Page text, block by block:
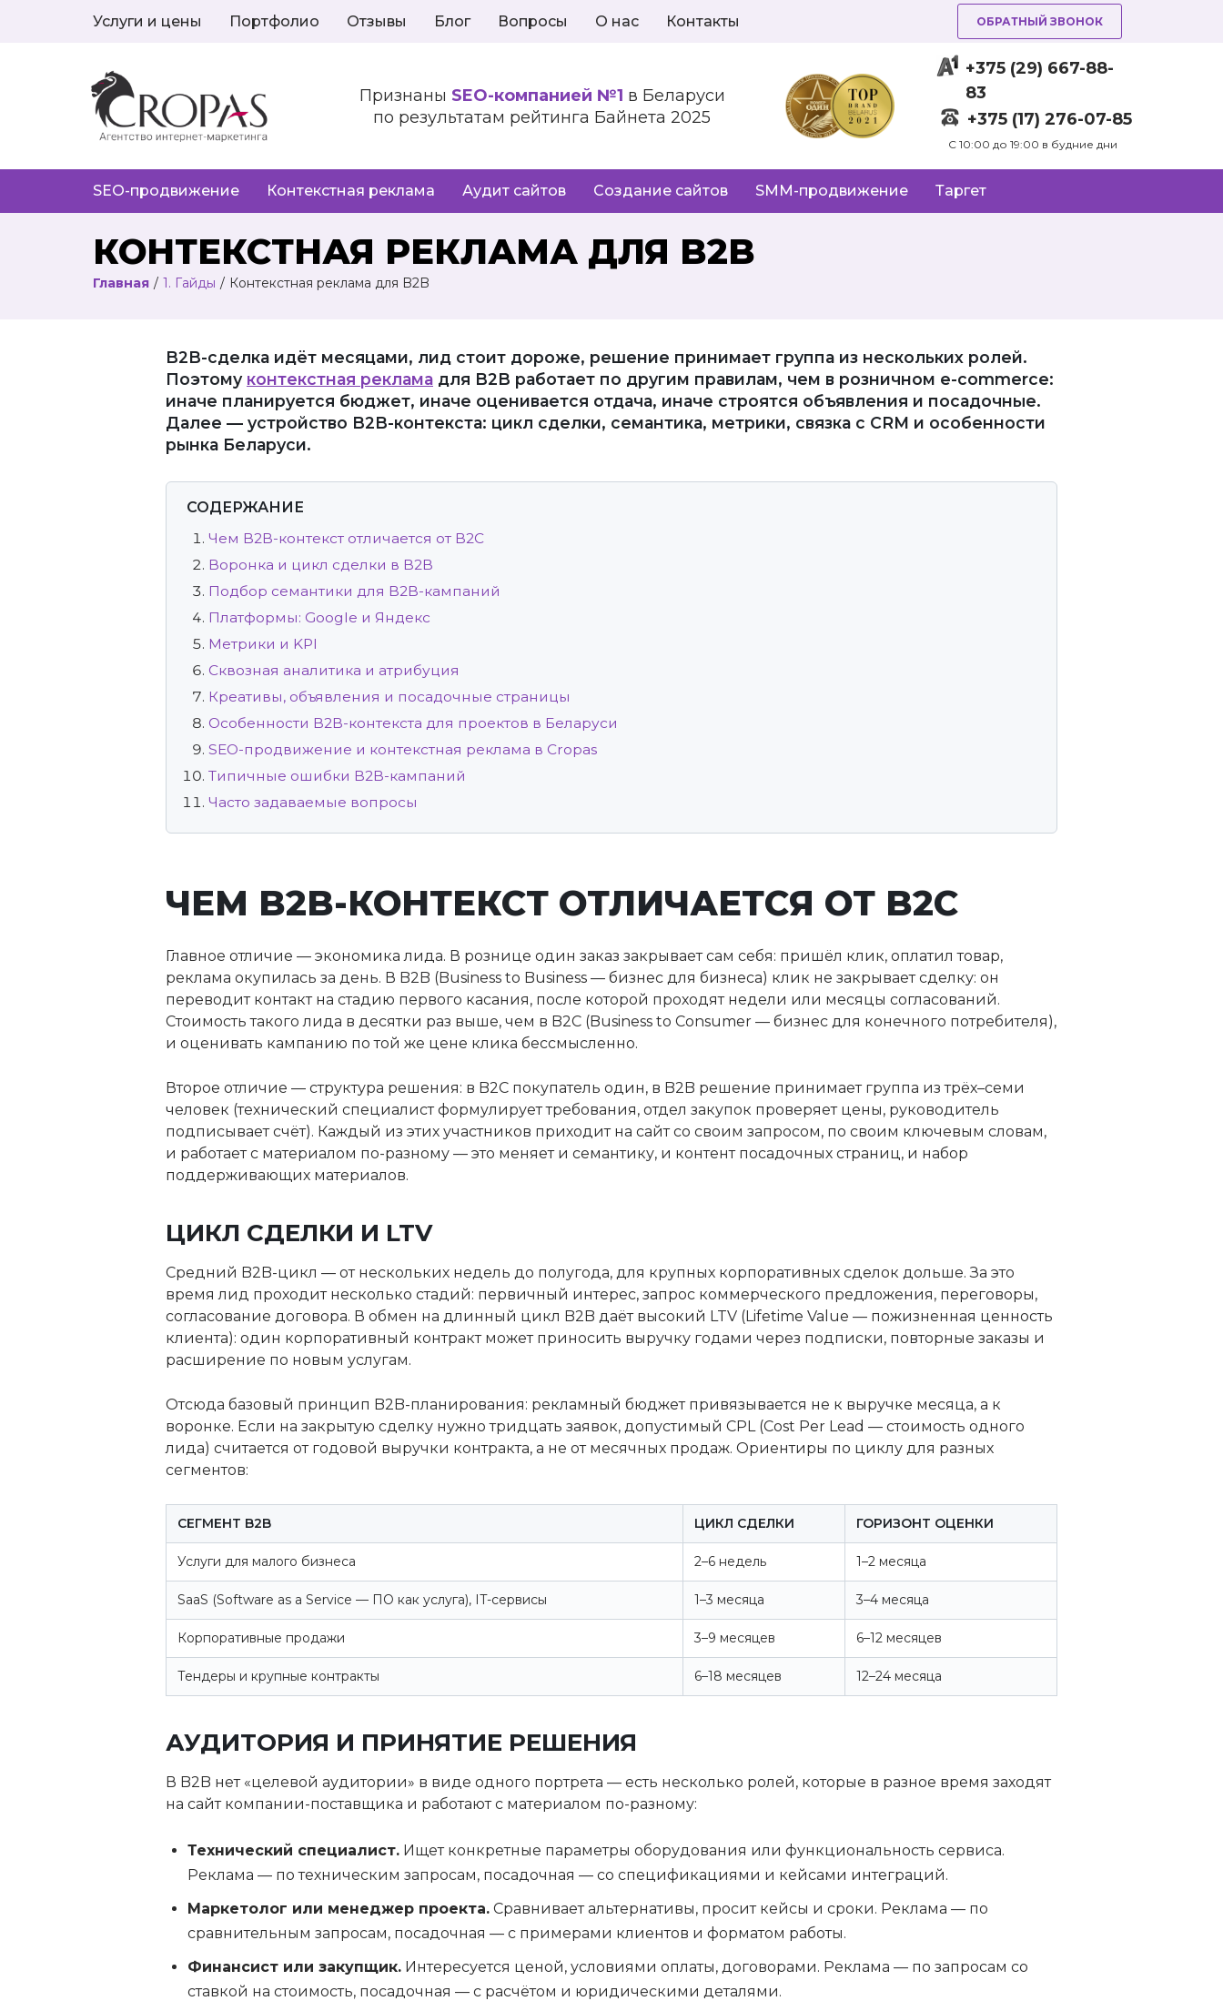
Услуги и цены Портфолио Отзывы Блог Вопросы О нас Контакты ОБРАТНЫЙ ЗВОНОК
Признаны SEO-компанией №1 в Беларуси
по результатам рейтинга Байнета 2025
+375 (29) 667-88-
83
+375 (17) 276-07-85
C 10:00 до 19:00 в будние дни
SEO-продвижение Контекстная реклама Аудит сайтов Создание сайтов SMM-продвижение Таргет
КОНТЕКСТНАЯ РЕКЛАМА ДЛЯ B2B
Главная / 1. Гайды / Контекстная реклама для B2B
B2B-сделка идёт месяцами, лид стоит дороже, решение принимает группа из нескольких ролей.
Поэтому контекстная реклама для B2B работает по другим правилам, чем в розничном e-commerce:
иначе планируется бюджет, иначе оценивается отдача, иначе строятся объявления и посадочные.
Далее — устройство B2B-контекста: цикл сделки, семантика, метрики, связка с CRM и особенности
рынка Беларуси.
СОДЕРЖАНИЕ
Чем B2B-контекст отличается от B2C
Воронка и цикл сделки в B2B
Подбор семантики для B2B-кампаний
Платформы: Google и Яндекс
Метрики и KPI
Сквозная аналитика и атрибуция
Креативы, объявления и посадочные страницы
Особенности B2B-контекста для проектов в Беларуси
SEO-продвижение и контекстная реклама в Cropas
Типичные ошибки B2B-кампаний
Часто задаваемые вопросы
ЧЕМ B2B-КОНТЕКСТ ОТЛИЧАЕТСЯ ОТ B2C
Главное отличие — экономика лида. В рознице один заказ закрывает сам себя: пришёл клик, оплатил товар,
реклама окупилась за день. В B2B (Business to Business — бизнес для бизнеса) клик не закрывает сделку: он
переводит контакт на стадию первого касания, после которой проходят недели или месяцы согласований.
Стоимость такого лида в десятки раз выше, чем в B2C (Business to Consumer — бизнес для конечного потребителя),
и оценивать кампанию по той же цене клика бессмысленно.
Второе отличие — структура решения: в B2C покупатель один, в B2B решение принимает группа из трёх–семи
человек (технический специалист формулирует требования, отдел закупок проверяет цены, руководитель
подписывает счёт). Каждый из этих участников приходит на сайт со своим запросом, по своим ключевым словам,
и работает с материалом по-разному — это меняет и семантику, и контент посадочных страниц, и набор
поддерживающих материалов.
ЦИКЛ СДЕЛКИ И LTV
Средний B2B-цикл — от нескольких недель до полугода, для крупных корпоративных сделок дольше. За это
время лид проходит несколько стадий: первичный интерес, запрос коммерческого предложения, переговоры,
согласование договора. В обмен на длинный цикл B2B даёт высокий LTV (Lifetime Value — пожизненная ценность
клиента): один корпоративный контракт может приносить выручку годами через подписки, повторные заказы и
расширение по новым услугам.
Отсюда базовый принцип B2B-планирования: рекламный бюджет привязывается не к выручке месяца, а к
воронке. Если на закрытую сделку нужно тридцать заявок, допустимый CPL (Cost Per Lead — стоимость одного
лида) считается от годовой выручки контракта, а не от месячных продаж. Ориентиры по циклу для разных
сегментов:
СЕГМЕНТ B2B ЦИКЛ СДЕЛКИ ГОРИЗОНТ ОЦЕНКИ
Услуги для малого бизнеса 2–6 недель 1–2 месяца
SaaS (Software as a Service — ПО как услуга), IT-сервисы 1–3 месяца 3–4 месяца
Корпоративные продажи 3–9 месяцев 6–12 месяцев
Тендеры и крупные контракты 6–18 месяцев 12–24 месяца
АУДИТОРИЯ И ПРИНЯТИЕ РЕШЕНИЯ
В B2B нет «целевой аудитории» в виде одного портрета — есть несколько ролей, которые в разное время заходят
на сайт компании-поставщика и работают с материалом по-разному:
Технический специалист. Ищет конкретные параметры оборудования или функциональность сервиса.
Реклама — по техническим запросам, посадочная — со спецификациями и кейсами интеграций.
Маркетолог или менеджер проекта. Сравнивает альтернативы, просит кейсы и сроки. Реклама — по
сравнительным запросам, посадочная — с примерами клиентов и форматом работы.
Финансист или закупщик. Интересуется ценой, условиями оплаты, договорами. Реклама — по запросам со
ставкой на стоимость, посадочная — с расчётом и юридическими деталями.